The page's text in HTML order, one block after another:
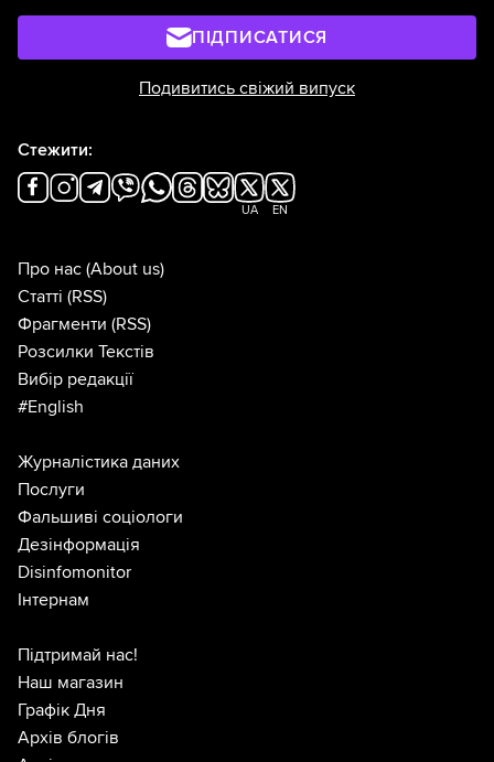
ПІДПИСАТИСЯ
Подивитись свіжий випуск
Стежити:
UA EN
Про нас (About us)
Статті (RSS)
Фрагменти (RSS)
Розсилки Текстів
Вибір редакції
#English
Журналістика даних
Послуги
Фальшиві соціологи
Дезінформація
Disinfomonitor
Інтернам
Підтримай нас!
Наш магазин
Графік Дня
Архів блогів